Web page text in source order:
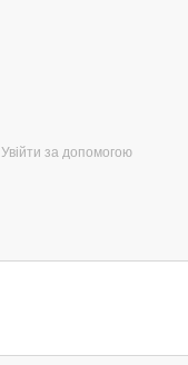
Увійти за допомогою